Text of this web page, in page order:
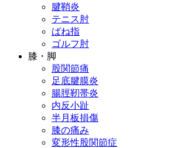
腱鞘炎
テニス肘
ばね指
ゴルフ肘
膝・脚
股関節痛
足底腱膜炎
腸脛靭帯炎
内反小趾
半月板損傷
膝の痛み
変形性股関節症